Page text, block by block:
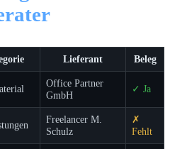
Lieferant Beleg
Office Partner
GmbH
✓ Ja
Freelancer M.
Schulz
✗
Fehlt